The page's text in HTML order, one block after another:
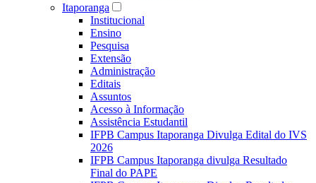
Itaporanga
Institucional
Ensino
Pesquisa
Extensão
Administração
Editais
Assuntos
Acesso à Informação
Assistência Estudantil
IFPB Campus Itaporanga Divulga Edital do IVS
2026
IFPB Campus Itaporanga divulga Resultado
Final do PAPE